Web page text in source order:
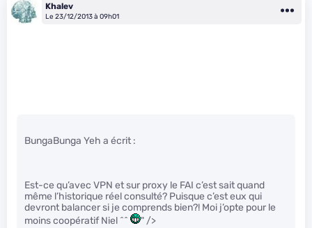
Khalev
Le 23/12/2013 à 09h01
BungaBunga Yeh a écrit :
Est-ce qu’avec VPN et sur proxy le FAI c’est sait quand
même l’historique réel consulté? Puisque c’est eux qui
devront balancer si je comprends bien?! Moi j’opte pour le
moins coopératif Niel ^^
" />